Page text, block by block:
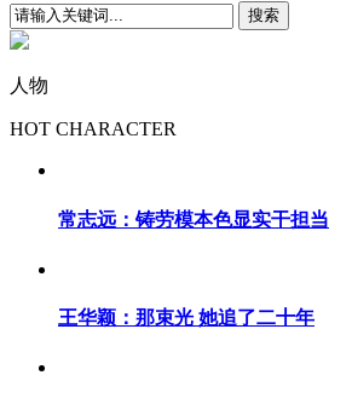
人物
HOT CHARACTER
常志远：铸劳模本色显实干担当
王华颖：那束光 她追了二十年